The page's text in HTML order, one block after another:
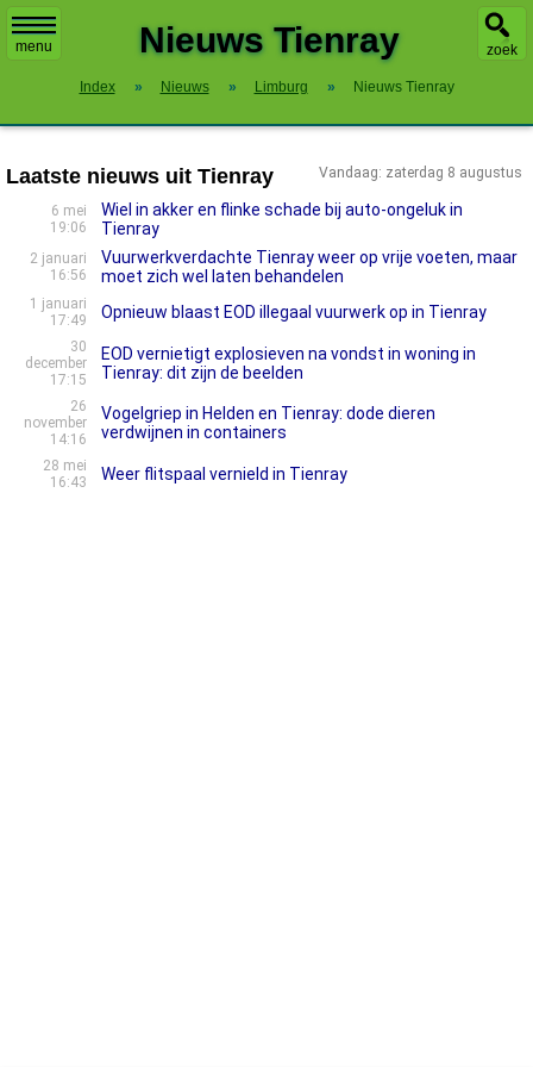
menu zoek
Nieuws Tienray
Index » Nieuws » Limburg » Nieuws Tienray
Vandaag: zaterdag 8 augustus
Laatste nieuws uit Tienray
6 mei
19:06
Wiel in akker en flinke schade bij auto-ongeluk in
Tienray
2 januari
16:56
Vuurwerkverdachte Tienray weer op vrije voeten, maar
moet zich wel laten behandelen
1 januari
17:49
Opnieuw blaast EOD illegaal vuurwerk op in Tienray
30
december
17:15
EOD vernietigt explosieven na vondst in woning in
Tienray: dit zijn de beelden
26
november
14:16
Vogelgriep in Helden en Tienray: dode dieren
verdwijnen in containers
28 mei
16:43
Weer flitspaal vernield in Tienray